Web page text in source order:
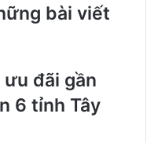
bài viết
ưu đãi gần
6 tỉnh Tây